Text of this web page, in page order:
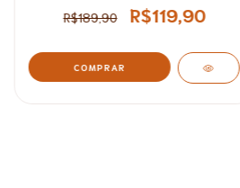
R$189,90 R$119,90